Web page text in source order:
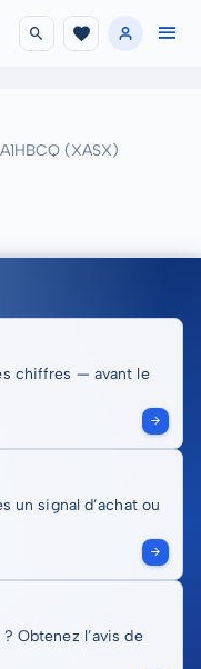
A1HBCQ (XASX)
chiffres — avant le
un signal d’achat ou
Obtenez l’avis de